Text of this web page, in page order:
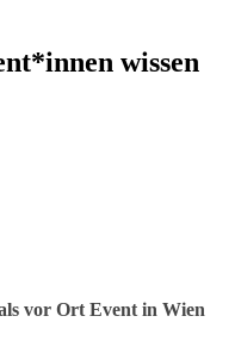
wissen
vor Ort Event in Wien